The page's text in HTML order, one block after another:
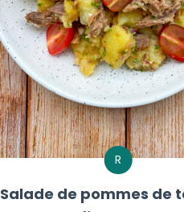
R
Salade de pommes de